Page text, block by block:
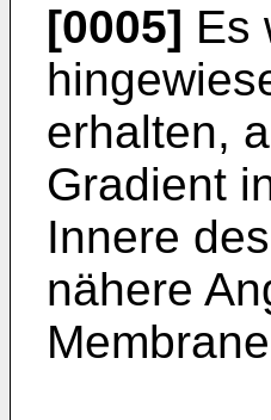
[0005] Es
erhalten,
Gradient
Innere
nähere